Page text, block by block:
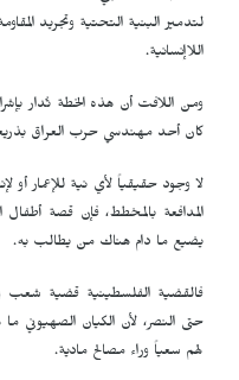
لتدمير البنية التحتية وتجريد
اللاإنسانية.
ومن اللافت أن هذه الخطة تُدار
كان أحد مهندسي حرب العراق
لا وجود حقيقياً لأي نية للإعمار
المدافعة بالمخطط، فإن قصة
يضيع ما دام هناك من يطالب به.
فالقضية الفلسطينية قضية شعب
حتى النصر، لأن الكيان الصهيوني
لهم سعياً وراء مصالح مادية.